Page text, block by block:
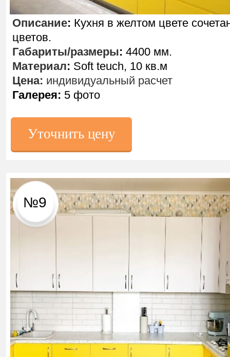
Описание: Кухня в желтом цвете
цветов.
Габариты/размеры: 4400 мм.
Материал: Soft teuch, 10 кв.м
Цена: индивидуальный расчет
Галерея: 5 фото
№9
Уточнить цену